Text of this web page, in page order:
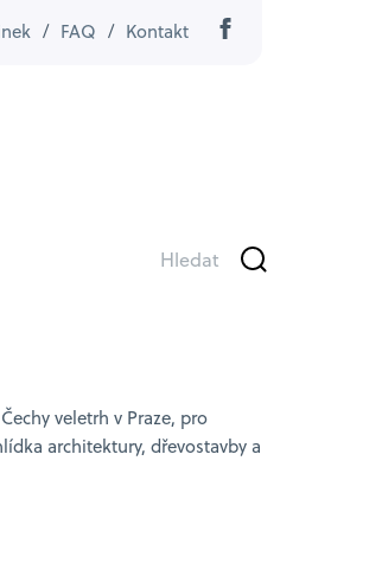
/ FAQ / Kontakt
veletrh v Praze, pro
architektury, dřevostavby a